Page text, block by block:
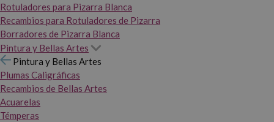
Rotuladores para Pizarra Blanca
Recambios para Rotuladores de Pizarra
Borradores de Pizarra Blanca
Pintura y Bellas Artes
Pintura y Bellas Artes
Plumas Caligráficas
Recambios de Bellas Artes
Acuarelas
Témperas